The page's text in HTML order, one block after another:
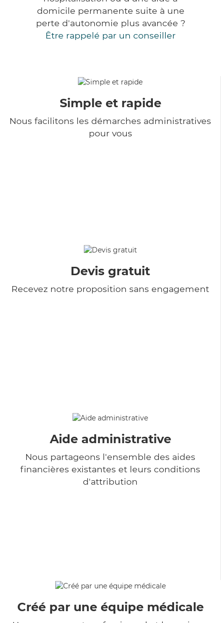
domicile permanente suite à une
perte d'autonomie plus avancée ?
Être rappelé par un conseiller
Simple et rapide
Nous facilitons les démarches administratives
pour vous
Devis gratuit
Recevez notre proposition sans engagement
Aide administrative
Nous partageons l'ensemble des aides
financières existantes et leurs conditions
d'attribution
Créé par une équipe médicale